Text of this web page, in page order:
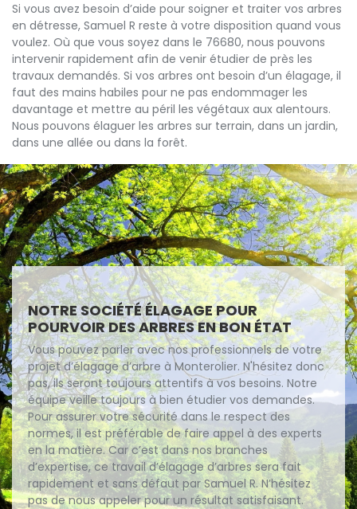
Si vous avez besoin d’aide pour soigner et traiter vos arbres
en détresse, Samuel R reste à votre disposition quand vous
voulez. Où que vous soyez dans le 76680, nous pouvons
intervenir rapidement afin de venir étudier de près les
travaux demandés. Si vos arbres ont besoin d’un élagage, il
faut des mains habiles pour ne pas endommager les
davantage et mettre au péril les végétaux aux alentours.
Nous pouvons élaguer les arbres sur terrain, dans un jardin,
dans une allée ou dans la forêt.
NOTRE SOCIÉTÉ ÉLAGAGE POUR
POURVOIR DES ARBRES EN BON ÉTAT
Vous pouvez parler avec nos professionnels de votre
projet d’élagage d’arbre à Monterolier. N'hésitez donc
pas, ils seront toujours attentifs à vos besoins. Notre
équipe veille toujours à bien étudier vos demandes.
Pour assurer votre sécurité dans le respect des
normes, il est préférable de faire appel à des experts
en la matière. Car c’est dans nos branches
d’expertise, ce travail d’élagage d’arbres sera fait
rapidement et sans défaut par Samuel R. N’hésitez
pas de nous appeler pour un résultat satisfaisant.